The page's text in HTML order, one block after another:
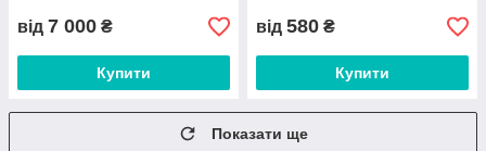
від 7 000 ₴
Купити
від 580 ₴
Купити
Показати ще